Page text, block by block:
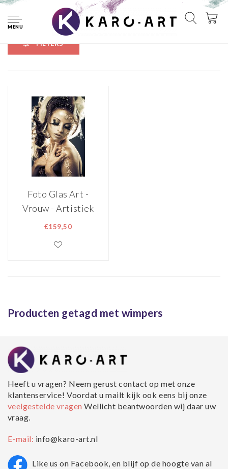
MENU
wimpers
FILTERS
Foto Glas Art -
Vrouw - Artistiek
portret met
dramatische make-
prachtig voor in de
woon en of
inclusief ophang
materiaal
€159,50
Producten getagd met wimpers
Heeft u vragen? Neem gerust contact op met onze
klantenservice! Voordat u mailt kijk ook eens bij onze
veelgestelde vragenWellicht beantwoorden wij daar uw
vraag.
E-mail: info@karo-art.nl
Like us on Facebook, en blijf op de hoogte van al